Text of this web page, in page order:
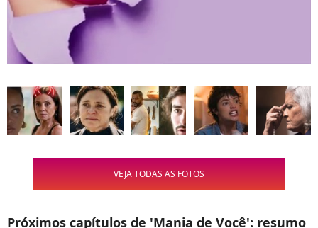
VEJA TODAS AS FOTOS
Próximos capítulos de 'Mania de Você': resumo